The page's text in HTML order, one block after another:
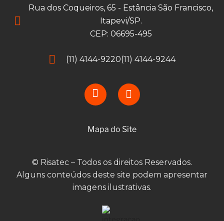
Rua dos Coqueiros, 65 - Estância São Francisco,
Itapevi/SP.
CEP: 06695-495
(11) 4144-9220(11) 4144-9244
Mapa do Site
© Risatec – Todos os direitos Reservados.
Alguns conteúdos deste site podem apresentar
imagens ilustrativas.